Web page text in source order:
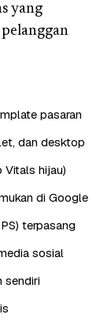
yang
pasaran
dan desktop
Vitals hijau)
di Google
terpasang
sosial
sendiri